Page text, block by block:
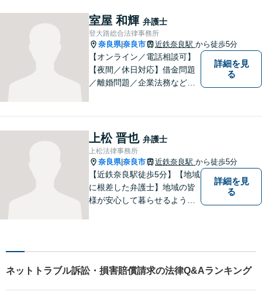
たら、一度ご相談ください。
室屋 和輝 弁護士
登大路総合法律事務所
奈良県|奈良市 近鉄奈良駅 から徒歩5分
【オンライン／電話相談可】
【夜間／休日対応】借金問題
／離婚問題／企業法務など幅
さまに安心を与えることを目
指します。【地域に根差した
弁護士】まずはお気軽にご相
談ください。
詳細を見
る
上松 晋也 弁護士
上松法律事務所
奈良県|奈良市 近鉄奈良駅 から徒歩5分
【近鉄奈良駅徒歩5分】【地域
に根差した弁護士】地域の皆
様が安心して暮らせるように
対応します。【夜間／休日対
応可】法律トラブルでお悩み
の方は、お気軽にご相談くだ
さい。
詳細を見
る
ネットトラブル訴訟・損害賠償請求の法律Q&Aランキング